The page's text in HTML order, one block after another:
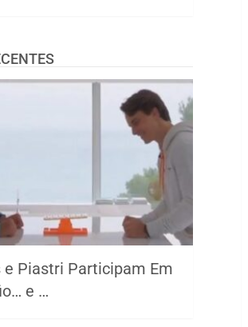
e Piastri Participam Em
e …